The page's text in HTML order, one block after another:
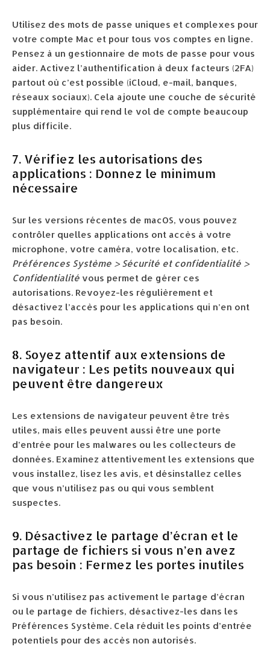
Utilisez des mots de passe uniques et complexes pour
votre compte Mac et pour tous vos comptes en ligne.
Pensez à un gestionnaire de mots de passe pour vous
aider. Activez l’authentification à deux facteurs (2FA)
partout où c’est possible (iCloud, e-mail, banques,
réseaux sociaux). Cela ajoute une couche de sécurité
supplémentaire qui rend le vol de compte beaucoup
plus difficile.
7. Vérifiez les autorisations des
applications : Donnez le minimum
nécessaire
Sur les versions récentes de macOS, vous pouvez
contrôler quelles applications ont accès à votre
microphone, votre caméra, votre localisation, etc.
Préférences Système > Sécurité et confidentialité >
Confidentialité vous permet de gérer ces
autorisations. Revoyez-les régulièrement et
désactivez l’accès pour les applications qui n’en ont
pas besoin.
8. Soyez attentif aux extensions de
navigateur : Les petits nouveaux qui
peuvent être dangereux
Les extensions de navigateur peuvent être très
utiles, mais elles peuvent aussi être une porte
d’entrée pour les malwares ou les collecteurs de
données. Examinez attentivement les extensions que
vous installez, lisez les avis, et désinstallez celles
que vous n’utilisez pas ou qui vous semblent
suspectes.
9. Désactivez le partage d’écran et le
partage de fichiers si vous n’en avez
pas besoin : Fermez les portes inutiles
Si vous n’utilisez pas activement le partage d’écran
ou le partage de fichiers, désactivez-les dans les
Préférences Système. Cela réduit les points d’entrée
potentiels pour des accès non autorisés.